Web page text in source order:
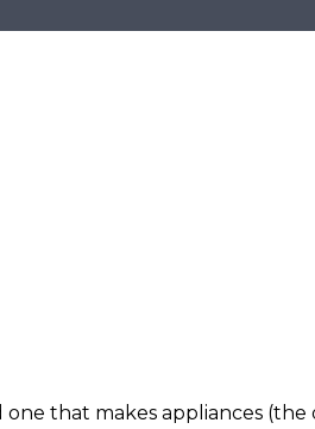
that makes appliances (the